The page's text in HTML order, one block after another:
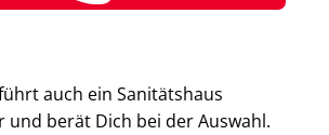
auch ein Sanitätshaus
und berät Dich bei der Auswahl.